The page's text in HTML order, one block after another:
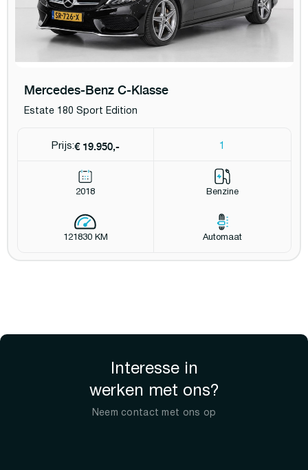
Mercedes-Benz C-Klasse
Estate 180 Sport Edition
Prijs:€ 19.950,- 1
2018 Benzine
121830 KM Automaat
Interesse in
werken met ons?
Neem contact met ons op